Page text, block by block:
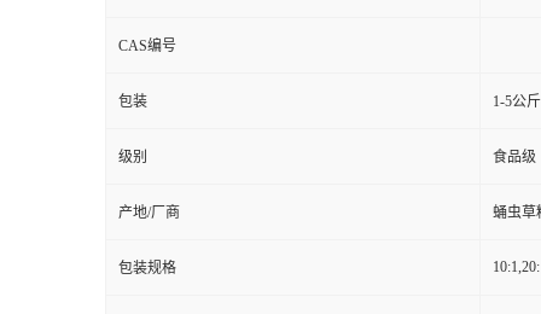
CAS编号
包装 1-5公
级别 食品级
产地/厂商 蛹虫草
包装规格